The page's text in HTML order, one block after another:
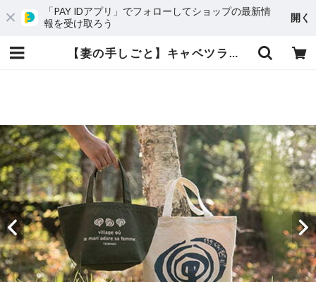
「PAY IDアプリ」でフォローしてショップの最新情
報を受け取ろう
開く
【妻の手しごと】キャベツランチバッグ | (一社)嬬恋村観光協会 - オンラインショップ